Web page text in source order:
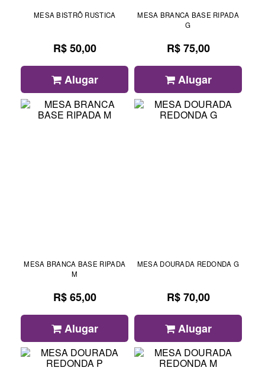
MESA BISTRÔ RUSTICA
R$ 50,00
Alugar
MESA BRANCA BASE RIPADA
G
R$ 75,00
Alugar
MESA BRANCA BASE RIPADA
M
R$ 65,00
Alugar
MESA DOURADA REDONDA G
R$ 70,00
Alugar